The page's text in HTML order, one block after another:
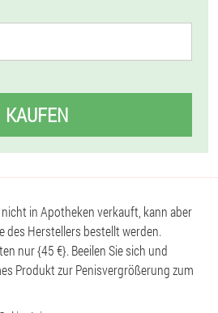
KAUFEN
nicht in Apotheken verkauft, kann aber
des Herstellers bestellt werden.
nur {45 €}. Beeilen Sie sich und
Produkt zur Penisvergrößerung zum